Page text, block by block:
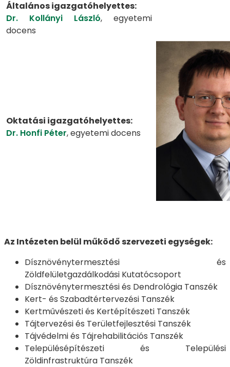
Általános igazgatóhelyettes:
Dr. Kollányi László, egyetemi
docens
Oktatási igazgatóhelyettes:
Dr. Honfi Péter, egyetemi docens
Az Intézeten belül működő szervezeti egységek:
Dísznövénytermesztési és
Zöldfelületgazdálkodási Kutatócsoport
Dísznövénytermesztési és Dendrológia Tanszék
Kert- és Szabadtértervezési Tanszék
Kertművészeti és Kertépítészeti Tanszék
Tájtervezési és Területfejlesztési Tanszék
Tájvédelmi és Tájrehabilitációs Tanszék
Településépítészeti és Települési
Zöldinfrastruktúra Tanszék